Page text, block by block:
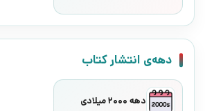
دهه‌ی انتشار کتاب
دهه 2000 میلادی